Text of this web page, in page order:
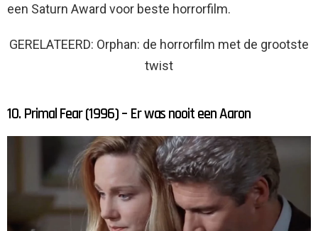
een Saturn Award voor beste horrorfilm.
GERELATEERD: Orphan: de horrorfilm met de grootste
twist
10. Primal Fear (1996) – Er was nooit een Aaron